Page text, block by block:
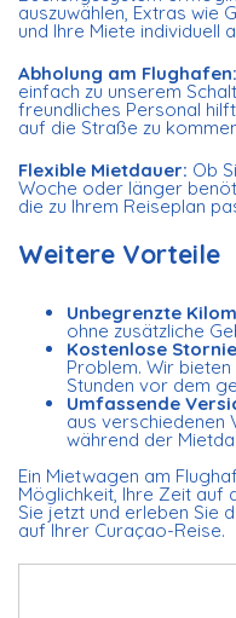
auszuwählen, Extras wie
und Ihre Miete individuell
Abholung am Flughafen:
einfach zu unserem
freundliches Personal
auf die Straße zu
Flexible Mietdauer: Ob
Woche oder länger
die zu Ihrem Reiseplan
Weitere Vorteile
Unbegrenzte
ohne zusätzliche
Kostenlose
Problem. Wir
Stunden vor dem
Umfassende
aus verschiedenen
während der
Ein Mietwagen am
Möglichkeit, Ihre Zeit auf
Sie jetzt und erleben Sie
auf Ihrer Curaçao-Reise.